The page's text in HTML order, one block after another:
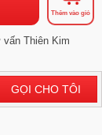
Thêm vào giỏ
Thiên Kim
GỌI CHO TÔI